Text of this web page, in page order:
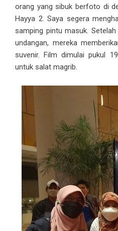
orang yang sibuk berfoto di
Hayya 2. Saya segera
samping pintu masuk.
undangan, mereka
suvenir. Film dimulai pukul
untuk salat magrib.